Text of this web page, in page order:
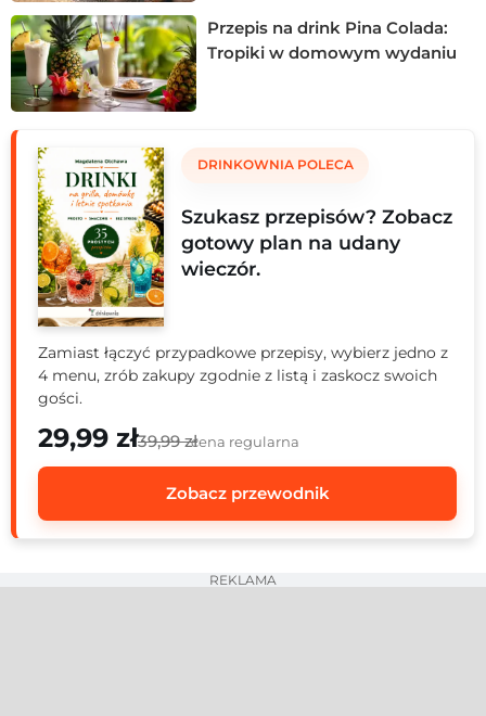
Przepis na drink Pina Colada:
Tropiki w domowym wydaniu
DRINKOWNIA POLECA
Szukasz przepisów? Zobacz
gotowy plan na udany
wieczór.
Zamiast łączyć przypadkowe przepisy, wybierz jedno z
4 menu, zrób zakupy zgodnie z listą i zaskocz swoich
gości.
29,99 zł39,99 złcena regularna
Zobacz przewodnik
REKLAMA